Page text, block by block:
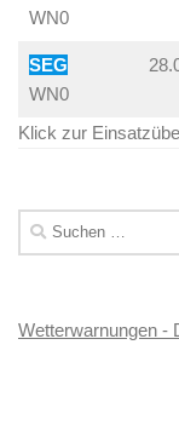
WN0
SEG
WN0
Klick zur
Suchen
nach:
Wetterwarnungen -